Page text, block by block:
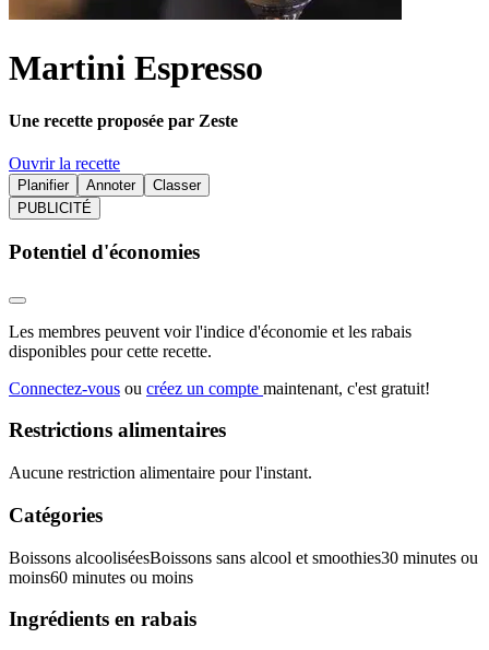
Martini Espresso
Une recette proposée par Zeste
Ouvrir la recette
Planifier Annoter
Classer
PUBLICITÉ
Potentiel d'économies
Les membres peuvent voir l'indice d'économie et les rabais
disponibles pour cette recette.
Connectez-vous ou créez un compte maintenant, c'est gratuit!
Restrictions alimentaires
Aucune restriction alimentaire pour l'instant.
Catégories
Boissons alcooliséesBoissons sans alcool et smoothies30 minutes ou
moins60 minutes ou moins
Ingrédients en rabais